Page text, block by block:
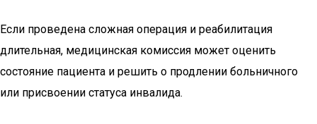
Если проведена сложная операция и реабилитация
длительная, медицинская комиссия может оценить
состояние пациента и решить о продлении больничного
или присвоении статуса инвалида.